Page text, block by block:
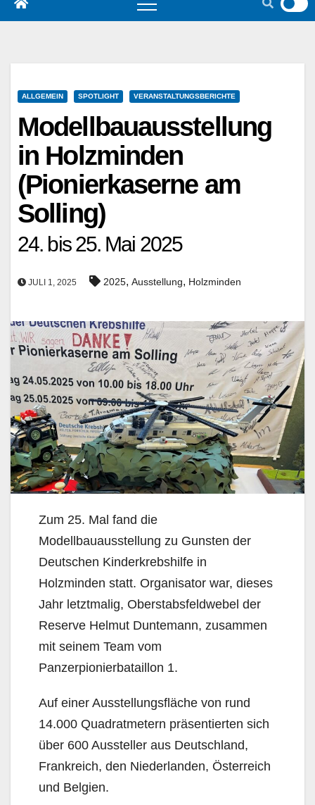
ALLGEMEIN SPOTLIGHT VERANSTALTUNGSBERICHTE
Modellbauausstellung
in Holzminden
(Pionierkaserne am
Solling)
24. bis 25. Mai 2025
JULI 1, 2025 2025, Ausstellung, Holzminden
Zum 25. Mal fand die
Modellbauausstellung zu Gunsten der
Deutschen Kinderkrebshilfe in
Holzminden statt. Organisator war, dieses
Jahr letztmalig, Oberstabsfeldwebel der
Reserve Helmut Duntemann, zusammen
mit seinem Team vom
Panzerpionierbataillon 1.
Auf einer Ausstellungsfläche von rund
14.000 Quadratmetern präsentierten sich
über 600 Aussteller aus Deutschland,
Frankreich, den Niederlanden, Österreich
und Belgien.